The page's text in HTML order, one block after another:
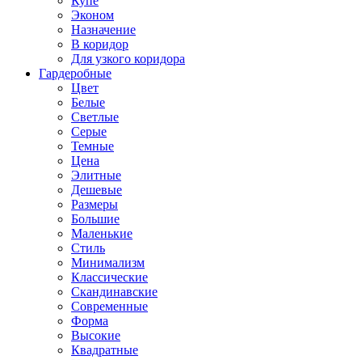
Эконом
Назначение
В коридор
Для узкого коридора
Гардеробные
Цвет
Белые
Светлые
Серые
Темные
Цена
Элитные
Дешевые
Размеры
Большие
Маленькие
Стиль
Минимализм
Классические
Скандинавские
Современные
Форма
Высокие
Квадратные